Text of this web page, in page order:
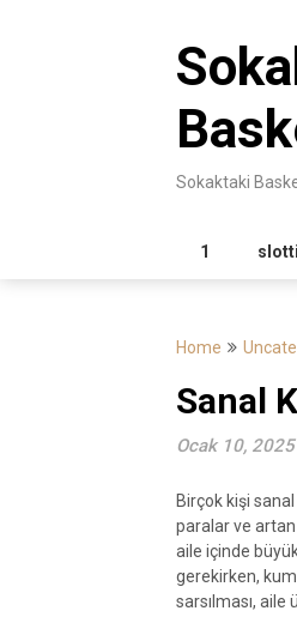
Sokaktaki
1
Home
Sanal
Ocak 10, 2025
Birçok kişi
paralar ve
aile içinde
gerekirken,
sarsılması, aile